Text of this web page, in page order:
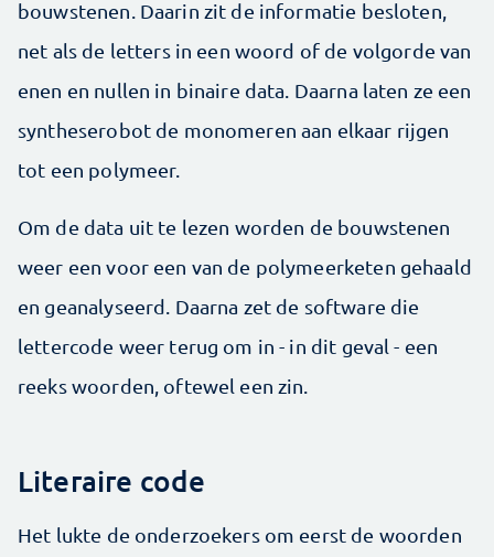
bouwstenen. Daarin zit de informatie besloten,
net als de letters in een woord of de volgorde van
enen en nullen in binaire data. Daarna laten ze een
syntheserobot de monomeren aan elkaar rijgen
tot een polymeer.
Om de data uit te lezen worden de bouwstenen
weer een voor een van de polymeerketen gehaald
en geanalyseerd. Daarna zet de software die
lettercode weer terug om in - in dit geval - een
reeks woorden, oftewel een zin.
Literaire code
Het lukte de onderzoekers om eerst de woorden